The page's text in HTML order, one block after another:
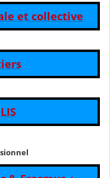
et collective